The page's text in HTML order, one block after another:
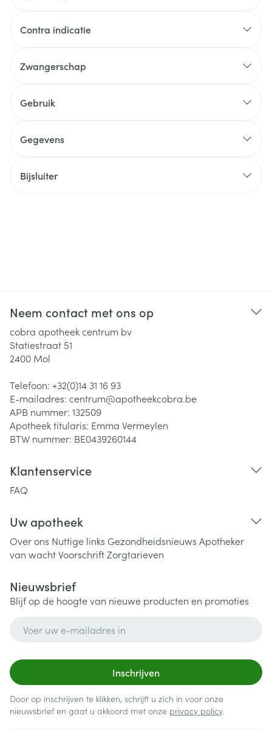
Contra indicatie
Zwangerschap
Gebruik
Gegevens
Bijsluiter
Neem contact met ons op
cobra apotheek centrum bv
Statiestraat 51
2400 Mol
Telefoon: +32(0)14 31 16 93
E-mailadres: centrum@apotheekcobra.be
APB nummer: 132509
Apotheek titularis: Emma Vermeylen
BTW nummer: BE0439260144
Klantenservice
FAQ
Uw apotheek
Over ons Nuttige links Gezondheidsnieuws Apotheker
van wachtVoorschriftZorgtarieven
Nieuwsbrief
Blijf op de hoogte van nieuwe producten en promoties
Inschrijven
Door op inschrijven te klikken, schrijft u zich in voor onze
nieuwsbrief en gaat u akkoord met onze privacy policy.